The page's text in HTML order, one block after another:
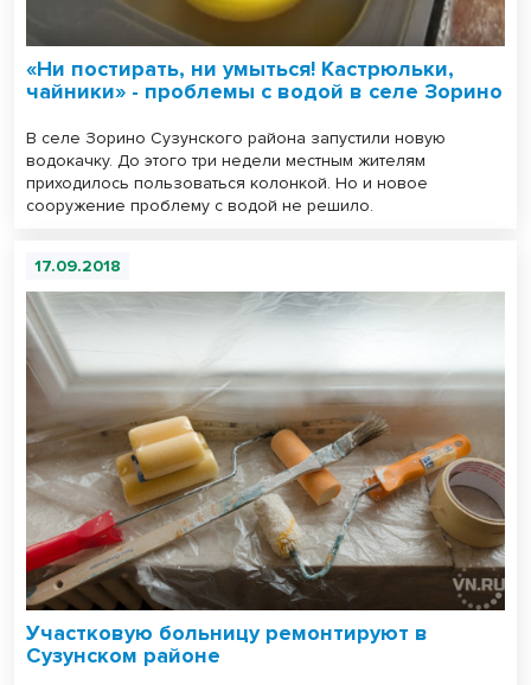
«Ни постирать, ни умыться! Кастрюльки,
чайники» - проблемы с водой в селе Зорино
В селе Зорино Сузунского района запустили новую
водокачку. До этого три недели местным жителям
приходилось пользоваться колонкой. Но и новое
сооружение проблему с водой не решило.
17.09.2018
Участковую больницу ремонтируют в
Сузунском районе